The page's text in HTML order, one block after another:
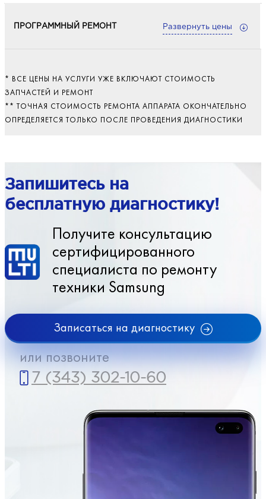
ПРОГРАММНЫЙ РЕМОНТ Развернуть цены
Бесплатная диагностика, вне зависимости от
того, заказываете ли вы в дальнейшем ремонт у
нас.
* ВСЕ ЦЕНЫ НА УСЛУГИ УЖЕ ВКЛЮЧАЮТ СТОИМОСТЬ
ЗАПЧАСТЕЙ И РЕМОНТ
** ТОЧНАЯ СТОИМОСТЬ РЕМОНТА АППАРАТА ОКОНЧАТЕЛЬНО
ОПРЕДЕЛЯЕТСЯ ТОЛЬКО ПОСЛЕ ПРОВЕДЕНИЯ ДИАГНОСТИКИ
Запишитесь на
бесплатную диагностику!
Получите консультацию
сертифицированного
специалиста по ремонту
техники Samsung
Записаться на диагностику
или позвоните
7 (343) 302-10-60